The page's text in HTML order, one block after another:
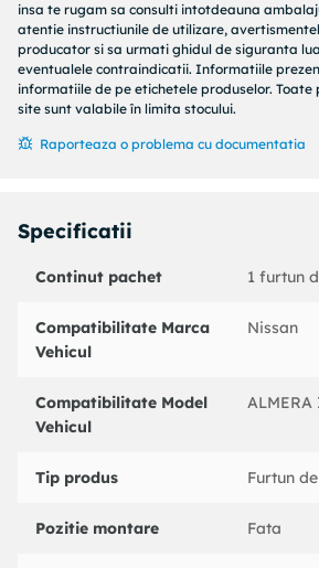
Lungime [mm] : 470
Filet interior (mm) : M10x1
Diametru alezaj flansa [mm] : 10
Articol completare/Info suplimentar 2
Deschidere cheie : 19
Cod MAPP disponibil :
An fabricatie pana la : 04/2000
Coduri echivalente:
: 330959
NISSAN : 462100M000
NISSAN : 462100M010
BENDIX : 173002B
BREMBO : T56046
CORTECO : 19035331
DELPHI : LH0452
FTE : 474E865E11
HELLA PAGID : 8AH355467001
insa te rugam sa consulti intotdeauna
atentie instructiunile de utilizare,
producator si sa urmati ghidul de siguranta
eventualele contraindicatii. Informatiile
informatiile de pe etichetele produselor. Toate
site sunt valabile în limita stocului.
Raporteaza o problema cu documentatia
Specificatii
Continut pachet 1 furtun
Compatibilitate Marca
Vehicul
Nissan
Compatibilitate Model
Vehicul
ALMERA
Tip produs Furtun
Pozitie montare Fata